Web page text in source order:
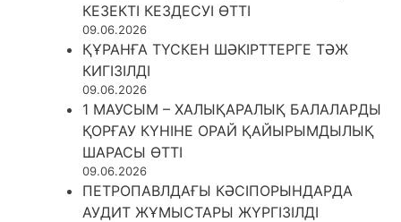
КЕЗЕКТІ КЕЗДЕСУІ ӨТТІ
09.06.2026
ҚҰРАНҒА ТҮСКЕН ШӘКІРТТЕРГЕ ТӘЖ
КИГІЗІЛДІ
09.06.2026
1 МАУСЫМ – ХАЛЫҚАРАЛЫҚ БАЛАЛАРДЫ
ҚОРҒАУ КҮНІНЕ ОРАЙ ҚАЙЫРЫМДЫЛЫҚ
ШАРАСЫ ӨТТІ
09.06.2026
ПЕТРОПАВЛДАҒЫ КӘСІПОРЫНДАРДА
АУДИТ ЖҰМЫСТАРЫ ЖҮРГІЗІЛДІ